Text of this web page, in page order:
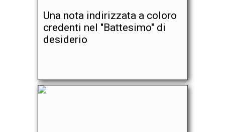
Una nota indirizzata a coloro
credenti nel "Battesimo" di
desiderio